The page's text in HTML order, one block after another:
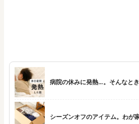
病院の休みに発熱…。そんなと
シーズンオフのアイテム。わが